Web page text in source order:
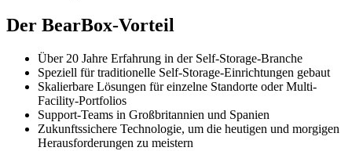
Der BearBox-Vorteil
Über 20 Jahre Erfahrung in der Self-Storage-Branche
Speziell für traditionelle Self-Storage-Einrichtungen gebaut
Skalierbare Lösungen für einzelne Standorte oder Multi-
Facility-Portfolios
Support-Teams in Großbritannien und Spanien
Zukunftssichere Technologie, um die heutigen und morgigen
Herausforderungen zu meistern